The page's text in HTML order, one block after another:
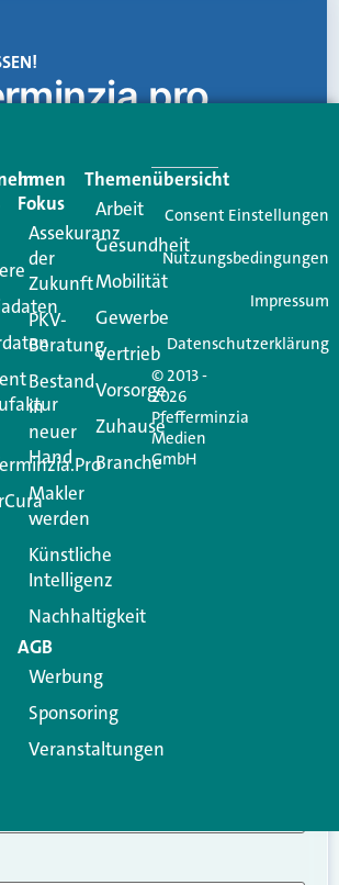
Kundenkommunikation. Alles, was
leichter macht. Mit nur einem
Sie einen
wird nicht veröffentlicht.
sind mit
Im
Fokus
Assekuranz
der
Zukunft
PKV-
Beratung
Bestand
in
neuer
Hand
Makler
werden
Künstliche
Intelligenz
Nachhaltigkeit
AGB
Werbung
Sponsoring
Veranstaltungen
Themenübersicht
Arbeit
Gesundheit
Mobilität
Gewerbe
Vertrieb
Vorsorge
Zuhause
Branche
© 2013 -
2026
Pfefferminzia
Medien
GmbH
Consent Einstellungen
Nutzungsbedingungen
Impressum
Datenschutzerklärung